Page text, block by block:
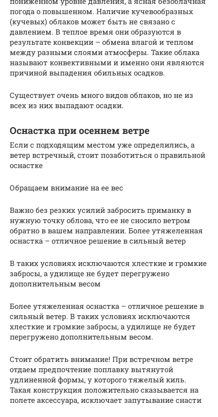
погода о повышенном. Наличие кучевообразных
(кучевых) облаков может быть не связано с
давлением. В теплое время они образуются в
результате конвекции – обмена влагой и теплом
между разными слоями атмосферы. Такие облака
называют конвективными и именно они являются
причиной выпадения обильных осадков.
Существует очень много видов облаков, но не из
всех из них выпадают осадки.
Оснастка при осеннем ветре
Если с подходящим местом уже определились, а
ветер встречный, стоит позаботиться о правильной
оснастке
Обращаем внимание на ее вес
Важно без резких усилий забросить приманку в
нужную точку облова, что ее не сносило ветром
обратно в вашем направлении. Более утяжеленная
оснастка – отличное решение в сильный ветер
В таких условиях исключаются хлесткие и громкие
забросы, а удилище не будет перегружено
дополнительным весом
Более утяжеленная оснастка – отличное решение в
сильный ветер. В таких условиях исключаются
хлесткие и громкие забросы, а удилище не будет
перегружено дополнительным весом.
Стоит обратить внимание! При встречном ветре
отдаем предпочтение поплавку вытянутой
удлиненной формы, у которого тяжелый киль.
Такая конструкция положительно сказывается на
полете аксессуара, исключает запутывание снасти